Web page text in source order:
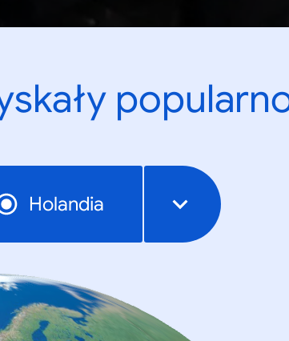
Holandia